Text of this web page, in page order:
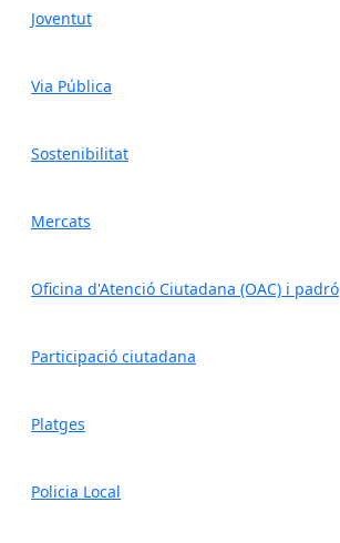
Joventut
Via Pública
Sostenibilitat
Mercats
Oficina d'Atenció Ciutadana (OAC) i padró
Participació ciutadana
Platges
Policia Local